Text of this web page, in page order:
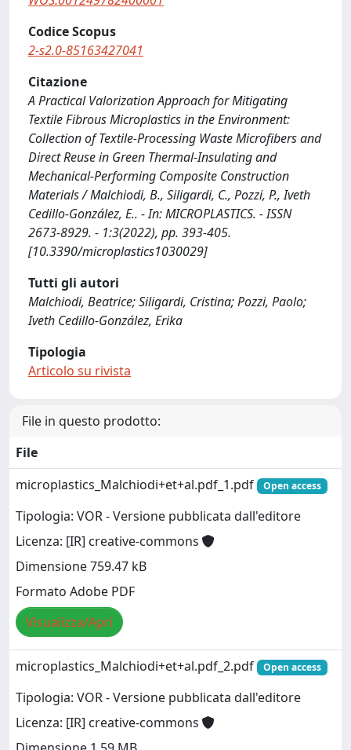
Codice Scopus
2-s2.0-85163427041
Citazione
A Practical Valorization Approach for Mitigating
Textile Fibrous Microplastics in the Environment:
Collection of Textile-Processing Waste Microfibers and
Direct Reuse in Green Thermal-Insulating and
Mechanical-Performing Composite Construction
Materials / Malchiodi, B., Siligardi, C., Pozzi, P., Iveth
Cedillo-González, E.. - In: MICROPLASTICS. - ISSN
2673-8929. - 1:3(2022), pp. 393-405.
[10.3390/microplastics1030029]
Tutti gli autori
Malchiodi, Beatrice; Siligardi, Cristina; Pozzi, Paolo;
Iveth Cedillo-González, Erika
Tipologia
Articolo su rivista
File in questo prodotto:
File
microplastics_Malchiodi+et+al.pdf_1.pdf
Open access
Tipologia: VOR - Versione pubblicata dall'editore
Licenza: [IR] creative-commons
Dimensione 759.47 kB
Formato Adobe PDF
Visualizza/Apri
microplastics_Malchiodi+et+al.pdf_2.pdf Open access
Tipologia: VOR - Versione pubblicata dall'editore
Licenza: [IR] creative-commons